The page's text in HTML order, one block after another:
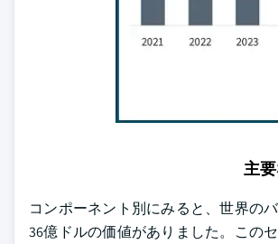
主
コンポーネント別にみると、世界の
36億ドルの価値がありました。この